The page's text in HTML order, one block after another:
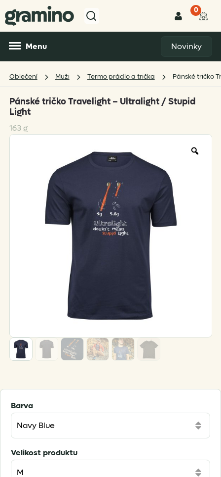
0
Menu Novinky
Oblečení Muži Termo prádlo a trička Pánské tričko
Pánské tričko Travelight – Ultralight / Stupid
Light
163 g
Barva
Velikost produktu